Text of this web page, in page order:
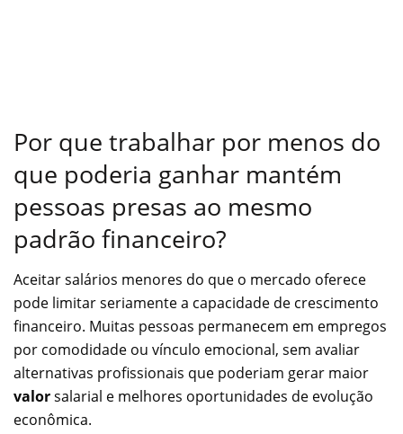
Por que trabalhar por menos do
que poderia ganhar mantém
pessoas presas ao mesmo
padrão financeiro?
Aceitar salários menores do que o mercado oferece
pode limitar seriamente a capacidade de crescimento
financeiro. Muitas pessoas permanecem em empregos
por comodidade ou vínculo emocional, sem avaliar
alternativas profissionais que poderiam gerar maior
valorsalarial e melhores oportunidades de evolução
econômica.